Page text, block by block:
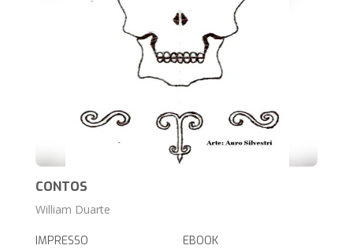
CONTOS
William Duarte
IMPRESSO EBOOK